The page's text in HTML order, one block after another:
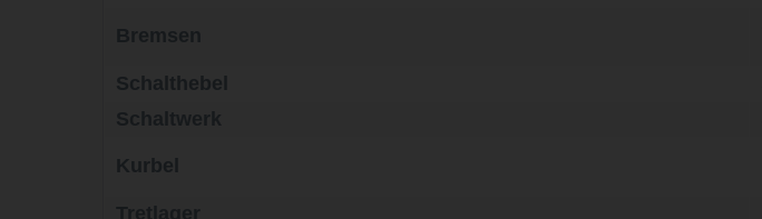
Schalthebel
Kurbel